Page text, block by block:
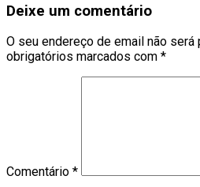
Deixe um comentário
O seu endereço de email não será
obrigatórios marcados com *
Comentário *